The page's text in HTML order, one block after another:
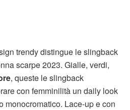
trendy distingue le slingback
scarpe 2023. Gialle, verdi,
, queste le slingback
con femminilità un daily look
monocromatico. Lace-up e con